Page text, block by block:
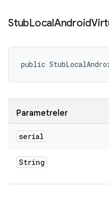
StubLocalAndroid
public
Parametreler
serial
String